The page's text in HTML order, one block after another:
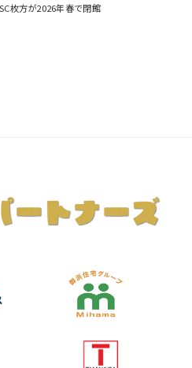
枚方が2026年春で閉館